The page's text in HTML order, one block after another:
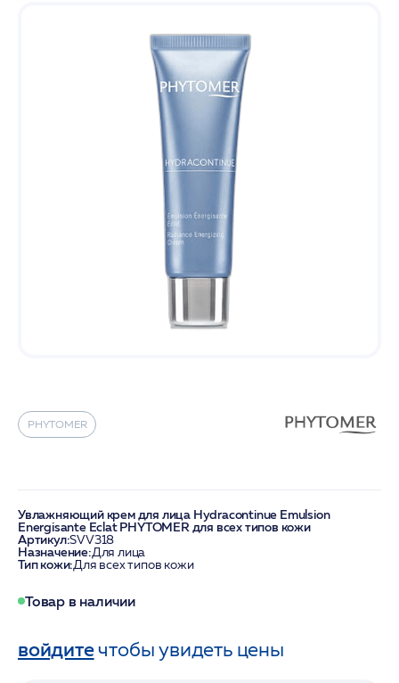
PHYTOMER
Увлажняющий крем для лица Hydracontinue Emulsion
Energisante Eclat PHYTOMER для всех типов кожи
Артикул:SVV318
Назначение:Для лица
Тип кожи:Для всех типов кожи
Товар в наличии
войдитечтобы увидеть цены